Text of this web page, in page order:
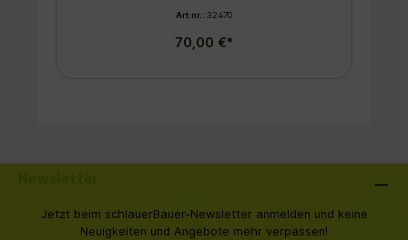
Synthesekautschuk • Textilinnenseite
Polyestervlies-Fütterung und Microfaser-Hülle
Art.nr.: 32470
70,00 €*
Jetzt beim schlauerBauer-Newsletter anmelden und keine
Neuigkeiten und Angebote mehr verpassen!